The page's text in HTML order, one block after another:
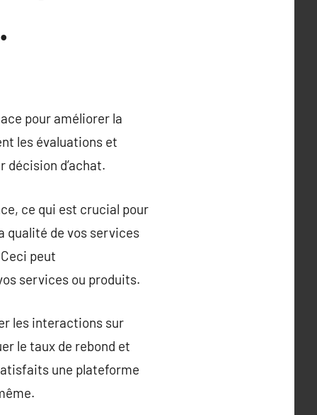
pour améliorer la
les évaluations et
d’achat.
ce qui est crucial pour
qualité de vos services
peut
services ou produits.
les interactions sur
le taux de rebond et
une plateforme